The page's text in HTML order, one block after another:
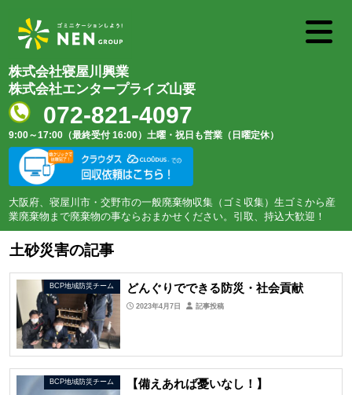
株式会社寝屋川興業
株式会社エンタープライズ山要
072-821-4097
9:00～17:00（最終受付 16:00） 土曜・祝日も営業（日曜定休）
大阪府、寝屋川市・交野市の一般廃棄物収集（ゴミ収集）生ゴミから産
業廃棄物まで廃棄物の事ならおまかせください。引取、持込大歓迎！
土砂災害の記事
BCP地域防災チーム どんぐりでできる防災・社会貢献
2023年4月7日 記事投稿
BCP地域防災チーム 【備えあれば憂いなし！】